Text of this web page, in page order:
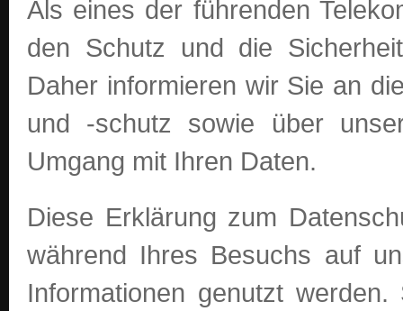
Als eines der führenden
den Schutz und die
Daher informieren wir Sie an
und -schutz sowie über
Umgang mit Ihren Daten.
Diese Erklärung zum
während Ihres Besuchs auf
Informationen genutzt